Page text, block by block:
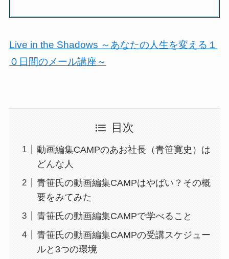
Live in the Shadows ～あなたの人生を変える１
０日間のメール講座～
目次
動画編集CAMPのあお社長（青笹寛史）は
どんな人
青笹氏の動画編集CAMPはやばい？その概
要をみてみた
青笹氏の動画編集CAMPで学べること
青笹氏の動画編集CAMPの受講スケジュー
ルと3つの環境